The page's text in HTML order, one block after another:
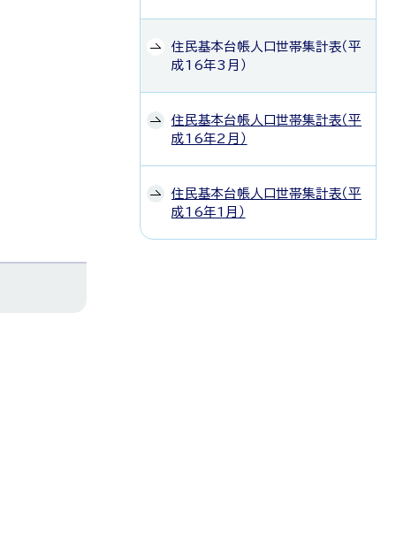
住民基本台帳人口世帯集計表（平
成16年3月）
住民基本台帳人口世帯集計表（平
成16年2月）
住民基本台帳人口世帯集計表（平
成16年1月）